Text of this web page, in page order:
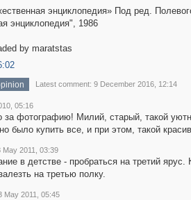
энциклопедия» Под ред.
энциклопедия", 1986
by maratstas
Latest comment: 9 December 2016, 12:14
05:16
за фотографию! Милий, старый, такой
было купить все, и при этом, такой
May 2011, 03:39
в детстве - пробраться на третий ярус.
на третью полку.
May 2011, 05:45